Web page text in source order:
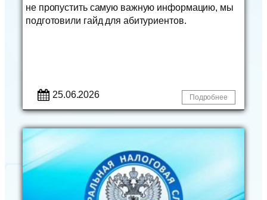
не пропустить самую важную информацию, мы
подготовили гайд для абитуриентов.
25.06.2026 Подробнее